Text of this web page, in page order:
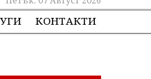
КОНТАКТИ